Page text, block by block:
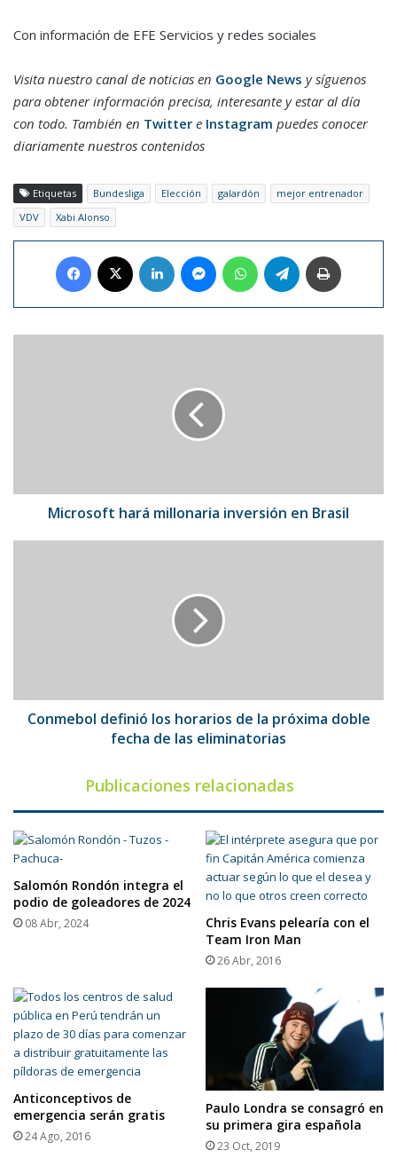
Con información de EFE Servicios y redes sociales
Visita nuestro canal de noticias en Google News y síguenos
para obtener información precisa, interesante y estar al día
con todo. También en Twitter e Instagram puedes conocer
diariamente nuestros contenidos
Etiquetas Bundesliga Elección galardón
mejor entrenador
VDV
Xabi Alonso
Facebook LinkedIn MessengerWhatsAppTelegram
Microsoft hará millonaria inversión en Brasil
fecha
Conmebol definió los horarios de la próxima doble
fecha de las eliminatorias
Publicaciones relacionadas
Salomón Rondón integra el
podio de goleadores de 2024
08 Abr, 2024
Chris Evans pelearía con el
Team Iron Man
26 Abr, 2016
Anticonceptivos de
emergencia serán gratis
24 Ago, 2016
Paulo Londra se consagró en
su primera gira española
23 Oct, 2019